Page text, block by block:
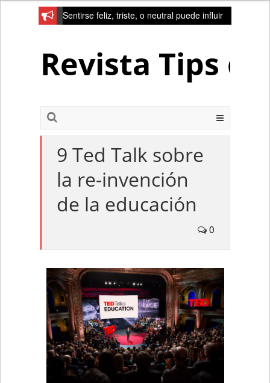
Sentirse feliz, triste, o neutral puede influir
Revista Tips
9 Ted Talk sobre
la re-invención
de la educación
0